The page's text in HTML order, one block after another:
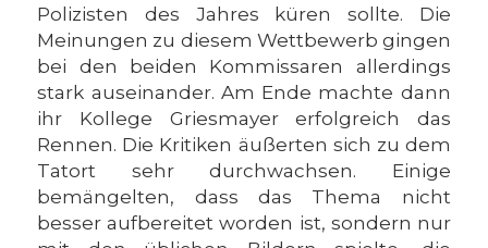
Polizisten des Jahres küren sollte. Die
Meinungen zu diesem Wettbewerb gingen
bei den beiden Kommissaren allerdings
stark auseinander. Am Ende machte dann
ihr Kollege Griesmayer erfolgreich das
Rennen. Die Kritiken äußerten sich zu dem
Tatort sehr durchwachsen. Einige
bemängelten, dass das Thema nicht
besser aufbereitet worden ist, sondern nur